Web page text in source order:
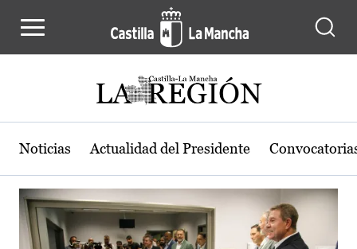
Actualidad de la región de Castilla-
Noticias Actualidad del Presidente